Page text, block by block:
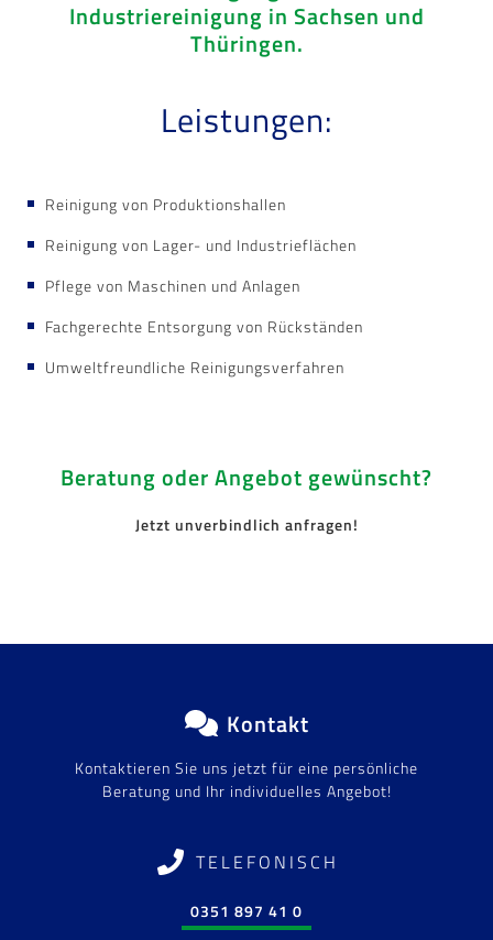
Industriereinigung in Sachsen und
Thüringen.
Leistungen:
Reinigung von Produktionshallen
Reinigung von Lager- und Industrieflächen
Pflege von Maschinen und Anlagen
Fachgerechte Entsorgung von Rückständen
Umweltfreundliche Reinigungsverfahren
Beratung oder Angebot gewünscht?
Jetzt unverbindlich anfragen!
Kontakt
Kontaktieren Sie uns jetzt für eine persönliche
Beratung und Ihr individuelles Angebot!
TELEFONISCH
0351 897 41 0